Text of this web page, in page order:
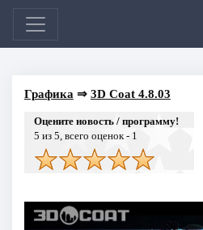
Графика ⇒ 3D Coat 4.8.03
Оцените новость / программу!
5 из 5, всего оценок - 1